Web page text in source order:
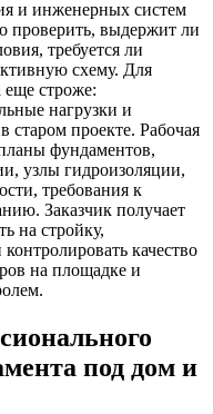
и инженерных систем
проверить, выдержит ли
требуется ли
схему. Для
еще строже:
нагрузки и
проекте. Рабочая
фундаментов,
узлы гидроизоляции,
требования к
Заказчик получает
на стройку,
качество
на площадке и
под дом и